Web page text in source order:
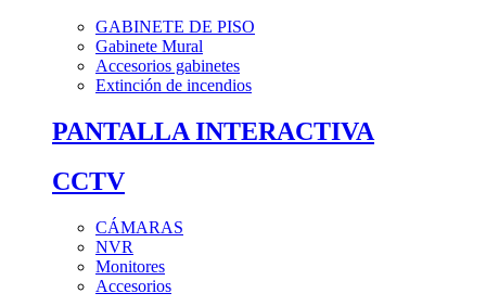
GABINETE DE PISO
Gabinete Mural
Accesorios gabinetes
Extinción de incendios
PANTALLA INTERACTIVA
CCTV
CÁMARAS
NVR
Monitores
Accesorios